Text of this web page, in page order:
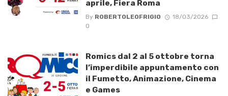
aprile, Fiera Roma
By ROBERTOLEOFRIGIO
18/03/2026
0
Romics dal 2 al 5 ottobre torna
l’imperdibile appuntamento con
il Fumetto, Animazione, Cinema
e Games